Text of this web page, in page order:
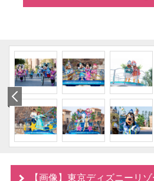
【画像】東京ディズニーリ